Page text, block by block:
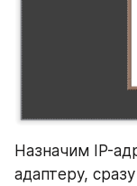
Назначим IP-
адаптеру,